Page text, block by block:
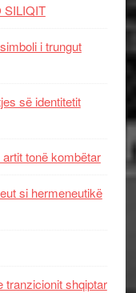
SILIQIT
i trungut
së identitetit
tonë kombëtar
si hermeneutikë
tranzicionit shqiptar